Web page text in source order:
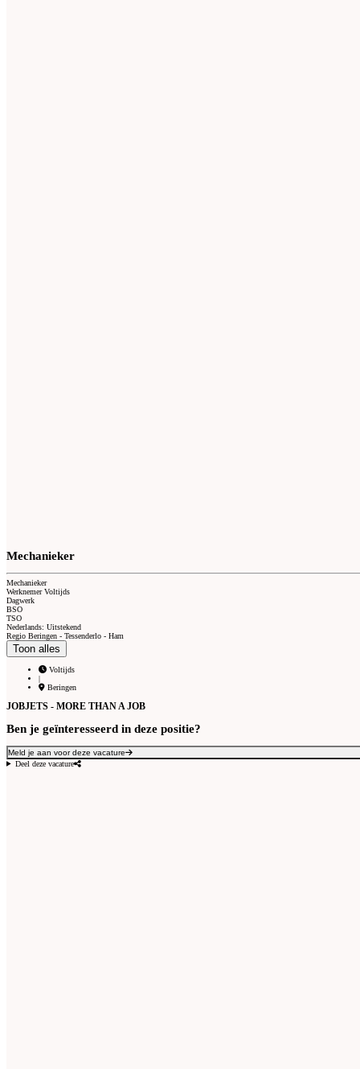
Mechanieker
Mechanieker
Werknemer Voltijds
Dagwerk
BSO
TSO
Nederlands: Uitstekend
Regio Beringen - Tessenderlo - Ham
Toon alles
Voltijds
Beringen
JOBJETS - MORE THAN A JOB
Ben je geïnteresseerd in deze positie?
Meld je aan voor deze vacature
Deel deze vacature